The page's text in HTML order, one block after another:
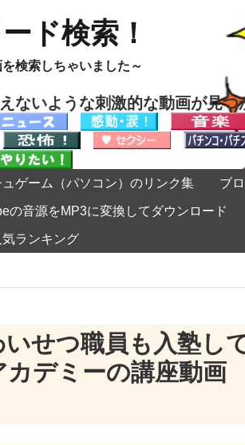
ド検索！
検索しちゃいました～
ないような刺激的な動画が見
ゲーム（パソコン）のリンク集 ブ
の音源をMP3に変換してダウンロード
ランキング
せつ職員も入塾し
カデミーの講座動画